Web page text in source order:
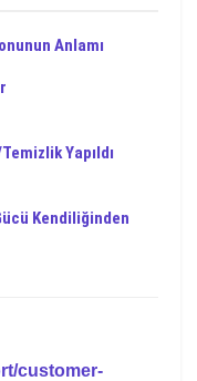
Anlamı
Yapıldı
Kendiliğinden
customer-